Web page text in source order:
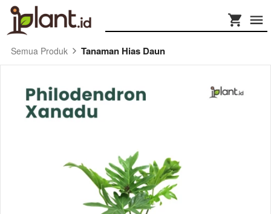
Semua Produk Tanaman Hias Daun